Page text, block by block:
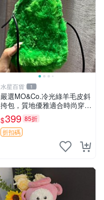
水星百貨 1
嚴選MO&Co.冷光綠羊毛皮斜
挎包，質地優雅適合時尚穿搭
冷光綠 皮包 斜挎包
$399 85折
折扣碼